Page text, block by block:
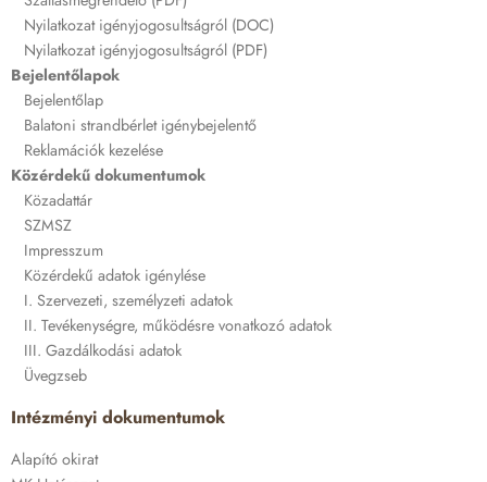
Nyilatkozat igényjogosultságról (DOC)
Nyilatkozat igényjogosultságról (PDF)
Bejelentőlapok
Bejelentőlap
Balatoni strandbérlet igénybejelentő
Reklamációk kezelése
Közérdekű dokumentumok
Közadattár
SZMSZ
Impresszum
Közérdekű adatok igénylése
I. Szervezeti, személyzeti adatok
II. Tevékenységre, működésre vonatkozó adatok
III. Gazdálkodási adatok
Üvegzseb
Intézményi dokumentumok
Alapító okirat